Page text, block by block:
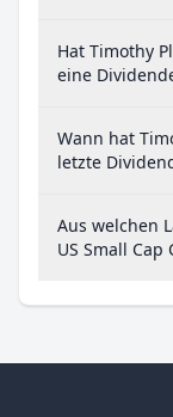
Hat Timothy
eine
Wann hat
letzte
Aus welchen
US Small Cap